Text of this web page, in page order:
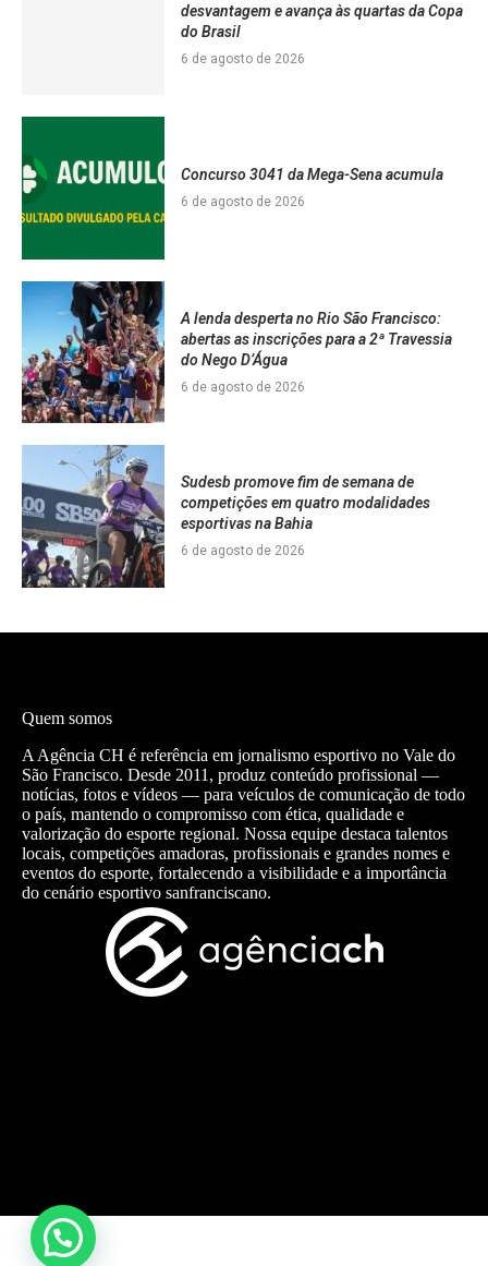
desvantagem e avança às quartas da Copa
do Brasil
6 de agosto de 2026
Concurso 3041 da Mega-Sena acumula
6 de agosto de 2026
A lenda desperta no Rio São Francisco:
abertas as inscrições para a 2ª Travessia
do Nego D’Água
6 de agosto de 2026
Sudesb promove fim de semana de
competições em quatro modalidades
esportivas na Bahia
6 de agosto de 2026
Quem somos
A Agência CH é referência em jornalismo esportivo no Vale do
São Francisco. Desde 2011, produz conteúdo profissional —
notícias, fotos e vídeos — para veículos de comunicação de todo
o país, mantendo o compromisso com ética, qualidade e
valorização do esporte regional. Nossa equipe destaca talentos
locais, competições amadoras, profissionais e grandes nomes e
eventos do esporte, fortalecendo a visibilidade e a importância
do cenário esportivo sanfranciscano.